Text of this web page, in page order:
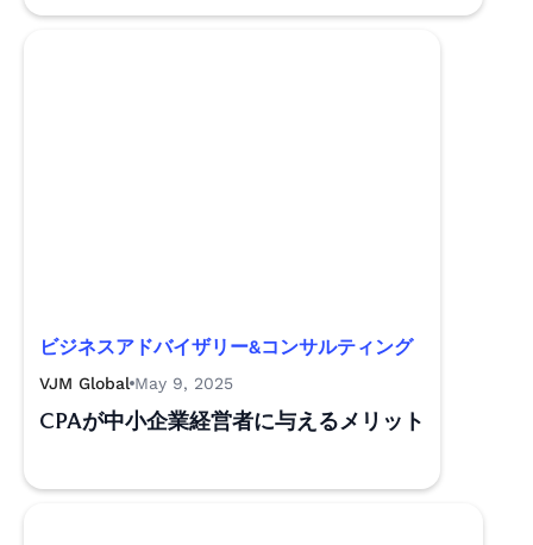
ビジネスアドバイザリー&コンサルティング
VJM Global May 9, 2025
CPAが中小企業経営者に与えるメリット